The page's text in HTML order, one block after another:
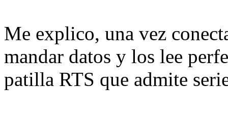
Me explico, una vez
mandar datos y los lee
patilla RTS que admite